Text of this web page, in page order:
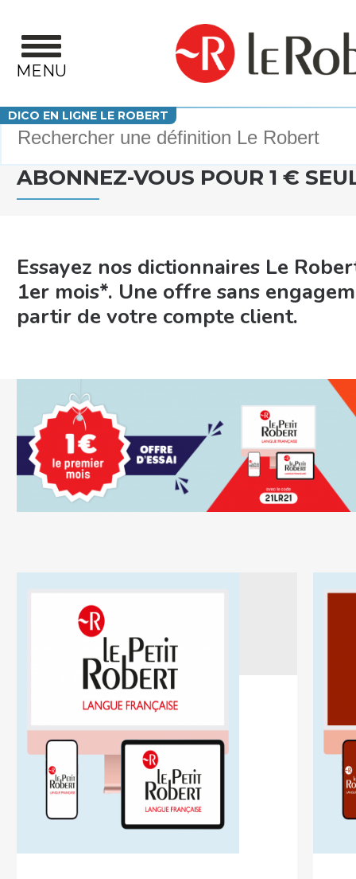
MENU
DICO EN LIGNE LE ROBERT
Votre recherche
ABONNEZ-VOUS POUR 1 €
Essayez nos dictionnaires Le
1er mois*. Une offre sans
partir de votre compte client.